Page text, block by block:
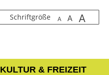
Schriftgröße A A A
KULTUR & FREIZEIT